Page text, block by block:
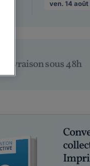
ven. 14
Livraison sous 48h